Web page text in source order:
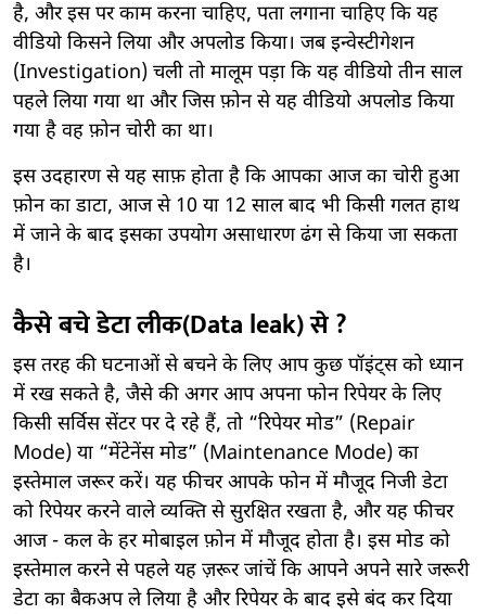
है, और इस पर काम करना चाहिए, पता लगाना चाहिए कि यह
वीडियो किसने लिया और अपलोड किया। जब इन्वेस्टीगेशन
(Investigation) चली तो मालूम पड़ा कि यह वीडियो तीन साल
पहले लिया गया था और जिस फ़ोन से यह वीडियो अपलोड किया
गया है वह फ़ोन चोरी का था।
इस उदहारण से यह साफ़ होता है कि आपका आज का चोरी हुआ
फ़ोन का डाटा, आज से 10 या 12 साल बाद भी किसी गलत हाथ
में जाने के बाद इसका उपयोग असाधारण ढंग से किया जा सकता
है।
कैसे बचे डेटा लीक(Data leak) से ?
इस तरह की घटनाओं से बचने के लिए आप कुछ पॉइंट्स को ध्यान
में रख सकते है, जैसे की अगर आप अपना फोन रिपेयर के लिए
किसी सर्विस सेंटर पर दे रहे हैं, तो “रिपेयर मोड” (Repair
Mode) या “मेंटेनेंस मोड” (Maintenance Mode) का
इस्तेमाल जरूर करें। यह फीचर आपके फोन में मौजूद निजी डेटा
को रिपेयर करने वाले व्यक्ति से सुरक्षित रखता है, और यह फीचर
आज - कल के हर मोबाइल फ़ोन में मौजूद होता है। इस मोड को
इस्तेमाल करने से पहले यह ज़रूर जांचें कि आपने अपने सारे जरूरी
डेटा का बैकअप ले लिया है और रिपेयर के बाद इसे बंद कर दिया